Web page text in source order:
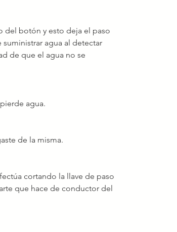
del botón y esto deja el paso
agua al detectar
de que el agua no se
agua.
de la misma.
cortando la llave de paso
que hace de conductor del